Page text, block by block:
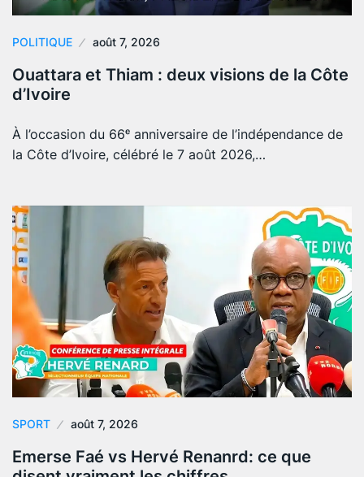
POLITIQUE août 7, 2026
Ouattara et Thiam : deux visions de la Côte
d’Ivoire
À l’occasion du 66ᵉ anniversaire de l’indépendance de
la Côte d’Ivoire, célébré le 7 août 2026,…
SPORT août 7, 2026
Emerse Faé vs Hervé Renanrd: ce que